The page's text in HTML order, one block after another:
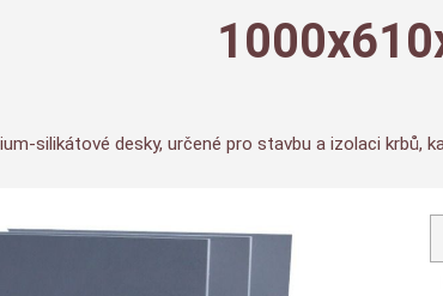
silikátové desky, určené pro stavbu a izolaci krbů,